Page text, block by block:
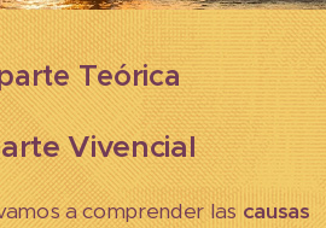
Teórica
Vivencial
a comprender las causas